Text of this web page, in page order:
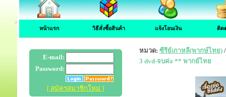
หน้าแรก วิธีสั่งซื้อสินค้า แจ้งโอนเงิน ติด
E-mail:
Password:
[ สมัครสมาชิกใหม่ ]
หมวด: ซีรีย์เกาหลี(พากษ์ไทย)
3 dvd-จบค่ะ ** พากย์ไทย